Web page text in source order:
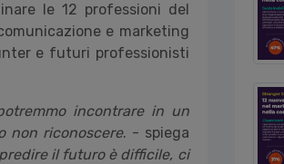
le 12 professioni del
e marketing
e futuri professionisti
incontrare in un
non riconoscere. - spiega
il futuro è difficile, ci